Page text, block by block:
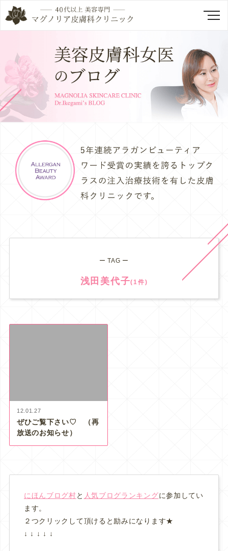
ー TAG ー
浅田美代子(1件)
12.01.27
ぜひご覧下さい♡ （再
放送のお知らせ）
にほんブログ村と 人気ブログランキングに参加してい
ます。
２つクリックして頂けると励みになります★
↓ ↓ ↓ ↓ ↓